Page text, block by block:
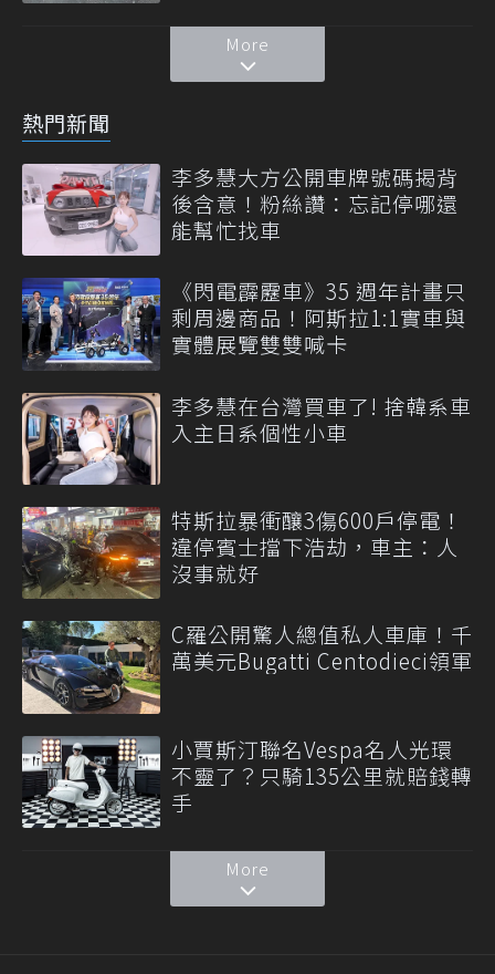
More
熱門新聞
李多慧大方公開車牌號碼揭背
後含意！粉絲讚：忘記停哪還
能幫忙找車
《閃電霹靂車》35 週年計畫只
剩周邊商品！阿斯拉1:1實車與
實體展覽雙雙喊卡
李多慧在台灣買車了! 捨韓系車
入主日系個性小車
特斯拉暴衝釀3傷600戶停電！
違停賓士擋下浩劫，車主：人
沒事就好
C羅公開驚人總值私人車庫！千
萬美元Bugatti Centodieci領軍
小賈斯汀聯名Vespa名人光環
不靈了？只騎135公里就賠錢轉
手
More